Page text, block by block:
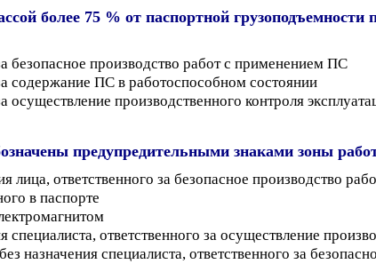
более 75 % от паспортной
безопасное производство работ с применением ПС
содержание ПС в работоспособном состоянии
производственного контроля
предупредительными знаками зоны
ответственного за безопасное производство
в паспорте
ответственного за осуществление
назначения специалиста, ответственного за